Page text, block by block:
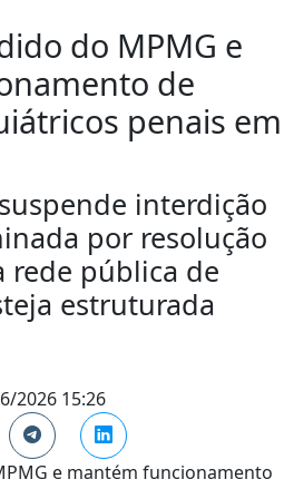
do MPMG e
de
penais em
interdição
por resolução
rede pública de
estruturada
2026 15:26